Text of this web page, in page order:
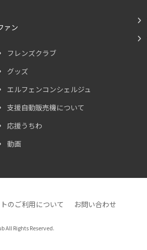
ァン
フレンズクラブ
グッズ
エルフェンコンシェルジュ
支援自動販売機について
応援うちわ
動画
のご利用について お問い合わせ
All Rights Reserved.